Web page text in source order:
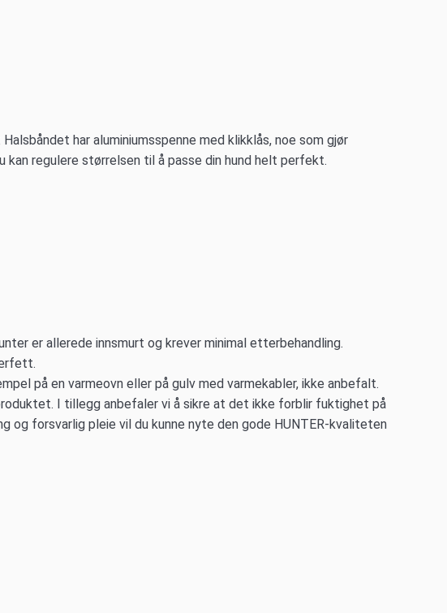
har aluminiumsspenne med klikklås, noe som gjør
regulere størrelsen til å passe din hund helt perfekt.
er allerede innsmurt og krever minimal etterbehandling.
på en varmeovn eller på gulv med varmekabler, ikke anbefalt.
I tillegg anbefaler vi å sikre at det ikke forblir fuktighet på
forsvarlig pleie vil du kunne nyte den gode HUNTER-kvaliteten